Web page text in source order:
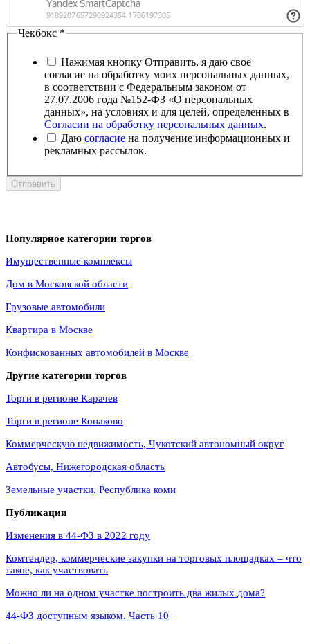
Чекбокс *
Нажимая кнопку Отправить, я даю свое
согласие на обработку моих персональных данных,
в соответствии с Федеральным законом от
27.07.2006 года №152-ФЗ «О персональных
данных», на условиях и для целей, определенных в
Согласии на обработку персональных данных.
Даю согласие на получение информационных и
рекламных рассылок.
Отправить
Популярное категории торгов
Имущественные комплексы
Дом в Московской области
Грузовые автомобили
Квартира в Москве
Конфискованных автомобилей в Москве
Другие категории торгов
Торги в регионе Карачев
Торги в регионе Конаково
Коммерческую недвижимость, Чукотский автономный округ
Автобусы, Нижегородская область
Земельные участки, Республика коми
Публикации
Изменения в 44-ФЗ в 2022 году
Комтендер, коммерческие закупки на торговых площадках – что
такое, как участвовать
Можно ли на одном участке построить два жилых дома?
44‑ФЗ доступным языком. Часть 10